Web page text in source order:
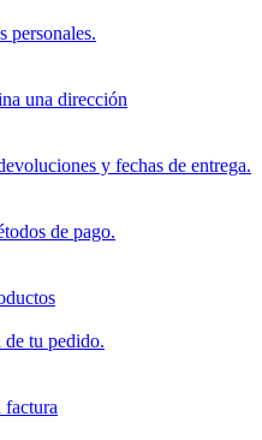
personales.
una dirección
y fechas de entrega.
de pago.
de tu pedido.
factura